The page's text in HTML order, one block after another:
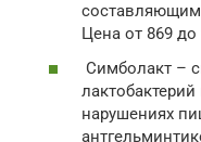
составляющим
Цена от 869 до
Симболакт –
нарушениях